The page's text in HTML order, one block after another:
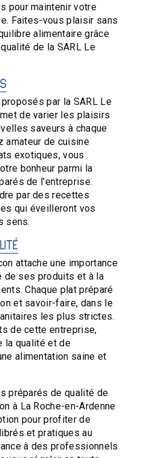
pour maintenir votre
Faites-vous plaisir sans
alimentaire grâce
de la SARL Le
par la SARL Le
de varier les plaisirs
saveurs à chaque
amateur de cuisine
exotiques, vous
bonheur parmi la
de l'entreprise.
par des recettes
qui éveilleront vos
sens.
attache une importance
de ses produits et à la
Chaque plat préparé
et savoir-faire, dans le
les plus strictes.
de cette entreprise,
la qualité et de
alimentation saine et
préparés de qualité de
à La Roche-en-Ardenne
pour profiter de
et pratiques au
à des professionnels